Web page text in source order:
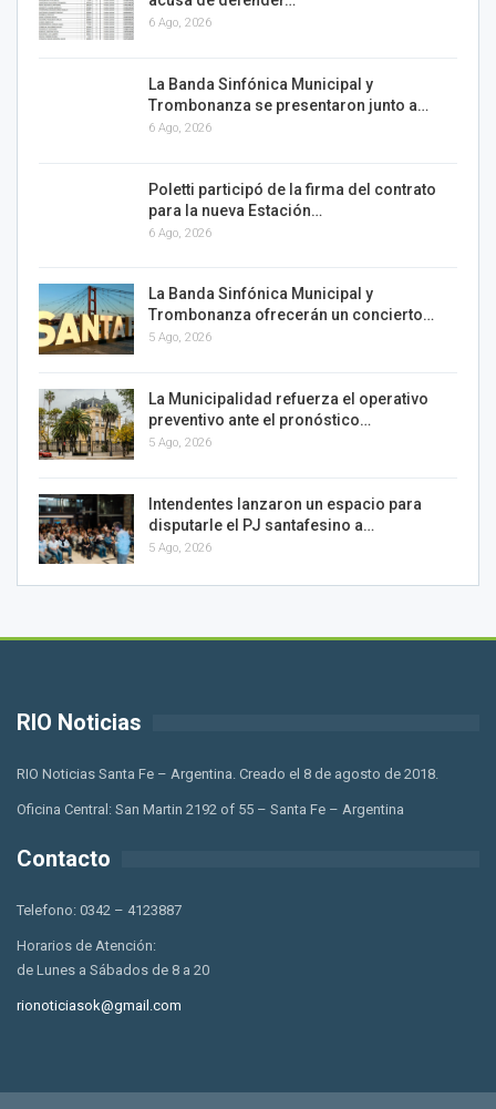
6 Ago, 2026
La Banda Sinfónica Municipal y
Trombonanza se presentaron junto a…
6 Ago, 2026
Poletti participó de la firma del contrato
para la nueva Estación…
6 Ago, 2026
La Banda Sinfónica Municipal y
Trombonanza ofrecerán un concierto…
5 Ago, 2026
La Municipalidad refuerza el operativo
preventivo ante el pronóstico…
5 Ago, 2026
Intendentes lanzaron un espacio para
disputarle el PJ santafesino a…
5 Ago, 2026
RIO Noticias
RIO Noticias Santa Fe – Argentina. Creado el 8 de agosto de 2018.
Oficina Central: San Martin 2192 of 55 – Santa Fe – Argentina
Contacto
Telefono: 0342 – 4123887
Horarios de Atención:
de Lunes a Sábados de 8 a 20
rionoticiasok@gmail.com